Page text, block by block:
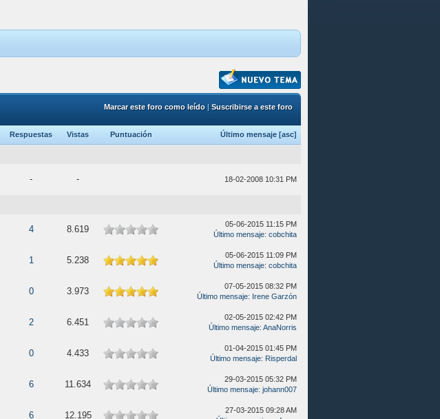
Marcar este foro como leído|Suscribirse a este foro
Respuestas Vistas Puntuación Último mensaje [asc]
- - 18-02-2008 10:31 PM
4 8.619
05-06-2015 11:15 PM
Último mensaje: cobchita
1 5.238
05-06-2015 11:09 PM
Último mensaje: cobchita
0 3.973
07-05-2015 08:32 PM
Último mensaje: Irene Garzón
2 6.451
02-05-2015 02:42 PM
Último mensaje: AnaNorris
0 4.433
01-04-2015 01:45 PM
Último mensaje: Risperdal
6 11.634
29-03-2015 05:32 PM
Último mensaje: johann007
6 12.195
27-03-2015 09:28 AM